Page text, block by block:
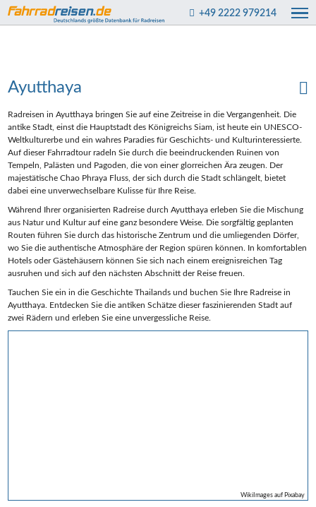
+49 2222 979214
WikiImages auf Pixabay
Ayutthaya
Radreisen in Ayutthaya bringen Sie auf eine Zeitreise in die Vergangenheit. Die
antike Stadt, einst die Hauptstadt des Königreichs Siam, ist heute ein UNESCO-
Weltkulturerbe und ein wahres Paradies für Geschichts- und Kulturinteressierte.
Auf dieser Fahrradtour radeln Sie durch die beeindruckenden Ruinen von
Tempeln, Palästen und Pagoden, die von einer glorreichen Ära zeugen. Der
majestätische Chao Phraya Fluss, der sich durch die Stadt schlängelt, bietet
dabei eine unverwechselbare Kulisse für Ihre Reise.
Während Ihrer organisierten Radreise durch Ayutthaya erleben Sie die Mischung
aus Natur und Kultur auf eine ganz besondere Weise. Die sorgfältig geplanten
Routen führen Sie durch das historische Zentrum und die umliegenden Dörfer,
wo Sie die authentische Atmosphäre der Region spüren können. In komfortablen
Hotels oder Gästehäusern können Sie sich nach einem ereignisreichen Tag
ausruhen und sich auf den nächsten Abschnitt der Reise freuen.
Tauchen Sie ein in die Geschichte Thailands und buchen Sie Ihre Radreise in
Ayutthaya. Entdecken Sie die antiken Schätze dieser faszinierenden Stadt auf
zwei Rädern und erleben Sie eine unvergessliche Reise.